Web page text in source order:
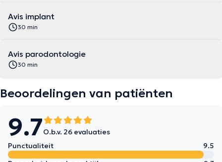
Avis implant
30 min
Avis parodontologie
30 min
Beoordelingen van patiënten
9.7O.b.v. 26 evaluaties
Punctualiteit
9.5